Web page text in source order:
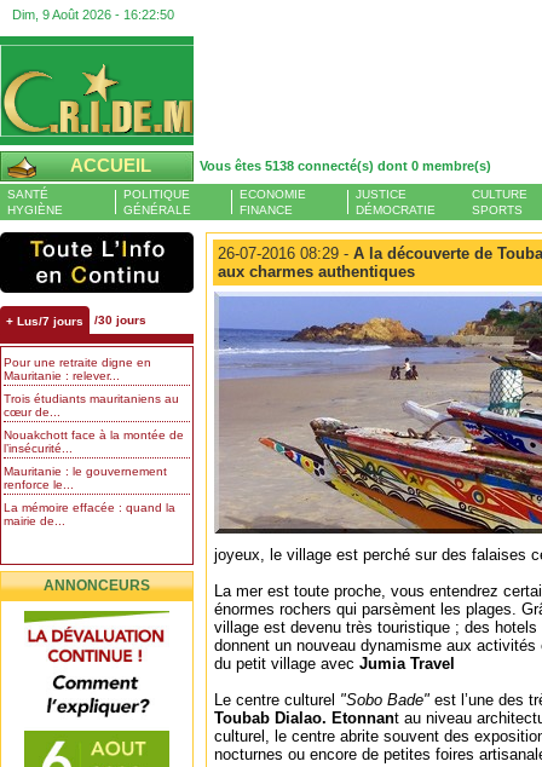
Dim, 9 Août 2026 - 16:22:50
ACCUEIL Vous êtes 5138 connecté(s) dont 0 membre(s)
SANTÉ
HYGIÈNE
POLITIQUE
GÉNÉRALE
ECONOMIE
FINANCE
JUSTICE
DÉMOCRATIE
CULTURE
SPORTS
+ Lus/7 jours /30 jours
Pour une retraite digne en
Mauritanie : relever...
Trois étudiants mauritaniens au
cœur de...
Nouakchott face à la montée de
l’insécurité...
Mauritanie : le gouvernement
renforce le...
La mémoire effacée : quand la
mairie de...
ANNONCEURS
26-07-2016 08:29 - A la découverte de
aux charmes authentiques
joyeux, le village est perché sur des falaises
La mer est toute proche, vous entendrez
énormes rochers qui parsèment les plages.
village est devenu très touristique ; des hotels
donnent un nouveau dynamisme aux
du petit village avec Jumia Travel
Le centre culturel "Sobo Bade" est l’une des
Toubab Dialao. Etonnant au niveau
culturel, le centre abrite souvent des
nocturnes ou encore de petites foires